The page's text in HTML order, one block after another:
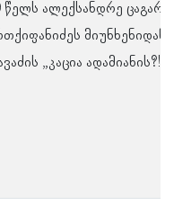
წელს ალექსანდრე
მიუნხენიდან
„კაცია